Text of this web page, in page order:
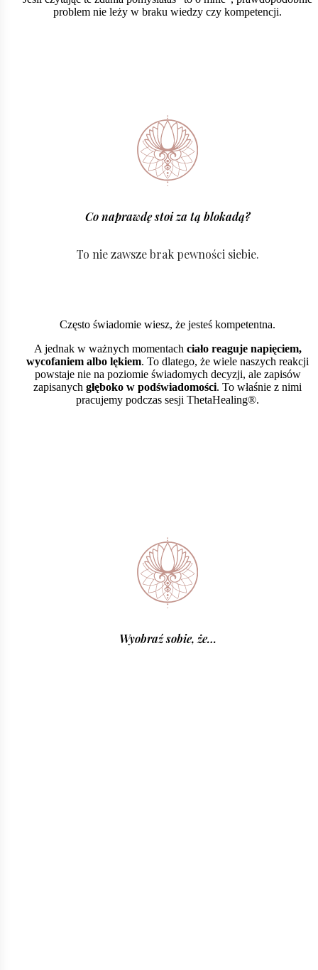
problem nie leży w braku wiedzy czy kompetencji.
Co naprawdę stoi za tą blokadą?
To nie zawsze brak pewności siebie.
Często świadomie wiesz, że jesteś kompetentna.
A jednak w ważnych momentach ciało reaguje napięciem,
wycofaniem albo lękiem. To dlatego, że wiele naszych reakcji
powstaje nie na poziomie świadomych decyzji, ale zapisów
zapisanych głęboko w podświadomości. To właśnie z nimi
pracujemy podczas sesji ThetaHealing®.
Wyobraź sobie, że…